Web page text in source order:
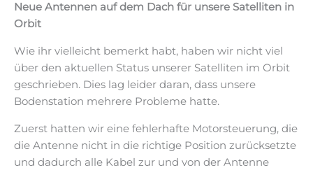
Neue Antennen auf dem Dach für unsere Satelliten in
Orbit
Wie ihr vielleicht bemerkt habt, haben wir nicht viel
über den aktuellen Status unserer Satelliten im Orbit
geschrieben. Dies lag leider daran, dass unsere
Bodenstation mehrere Probleme hatte.
Zuerst hatten wir eine fehlerhafte Motorsteuerung, die
die Antenne nicht in die richtige Position zurücksetzte
und dadurch alle Kabel zur und von der Antenne